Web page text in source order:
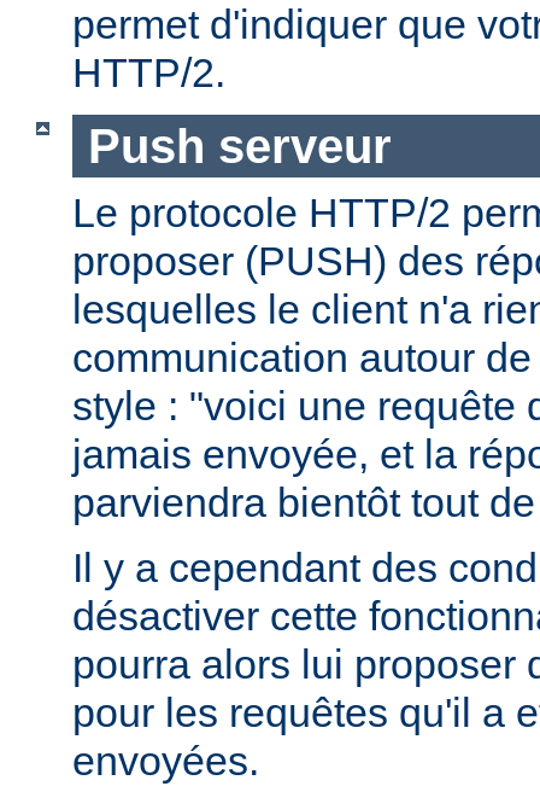
permet d'indiquer que
HTTP/2.
Push serveur
Le protocole HTTP/2
proposer (PUSH) des
lesquelles le client n'a
communication autour
style : "voici une requête
jamais envoyée, et la
parviendra bientôt tout
Il y a cependant des
désactiver cette
pourra alors lui proposer
pour les requêtes qu'il a
envoyées.